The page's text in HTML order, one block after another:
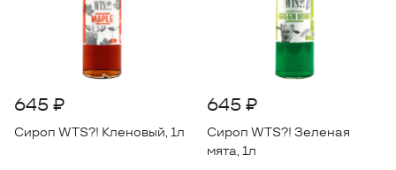
645 ₽
Сироп WTS?! Кленовый, 1л
645 ₽
Сироп WTS?! Зеленая
мята, 1л